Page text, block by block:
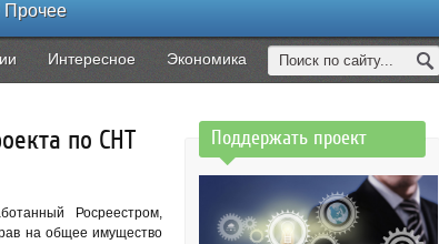
Прочее
Интересное Экономика
по СНТ
Росреестром,
на общее имущество
Поддержать проект